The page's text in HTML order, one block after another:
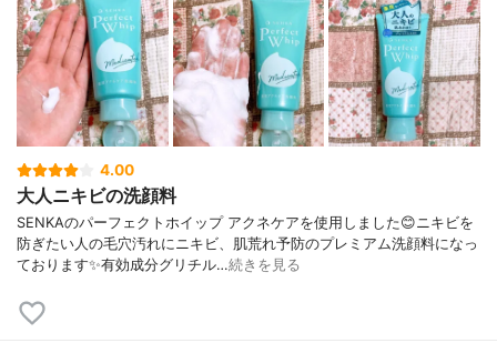
4.00
大人ニキビの洗顔料
SENKAのパーフェクトホイップ アクネケアを使用しました😊ニキビを
防ぎたい人の毛穴汚れにニキビ、肌荒れ予防のプレミアム洗顔料になっ
ております✨有効成分グリチル…続きを見る